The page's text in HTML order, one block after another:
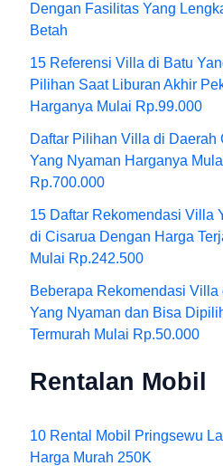
Dengan Fasilitas Yang
Betah
15 Referensi Villa di Batu
Pilihan Saat Liburan Akhir
Harganya Mulai Rp.99.000
Daftar Pilihan Villa di Daerah
Yang Nyaman Harganya
Rp.700.000
15 Daftar Rekomendasi Villa
di Cisarua Dengan Harga
Mulai Rp.242.500
Beberapa Rekomendasi Villa
Yang Nyaman dan Bisa
Termurah Mulai Rp.50.000
Rentalan Mobil
10 Rental Mobil Pringsewu
Harga Murah 250K